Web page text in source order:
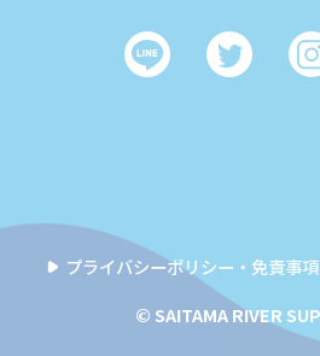
プライバシーポリシー・免責事項
© SAITAMA RIVER